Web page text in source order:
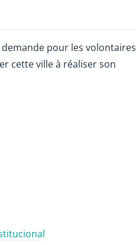
pour les volontaires
cette ville à réaliser son